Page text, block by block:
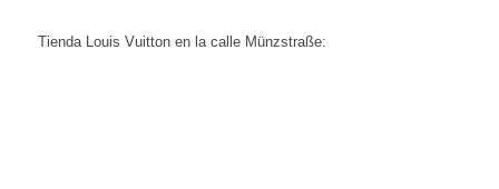
Tienda Louis Vuitton en la calle Münzstraße: